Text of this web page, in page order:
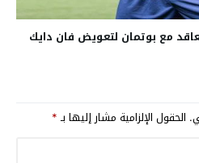
مع بوتمان لتعويض فان دايك
الحقول الإلزامية مشار إليها بـ*